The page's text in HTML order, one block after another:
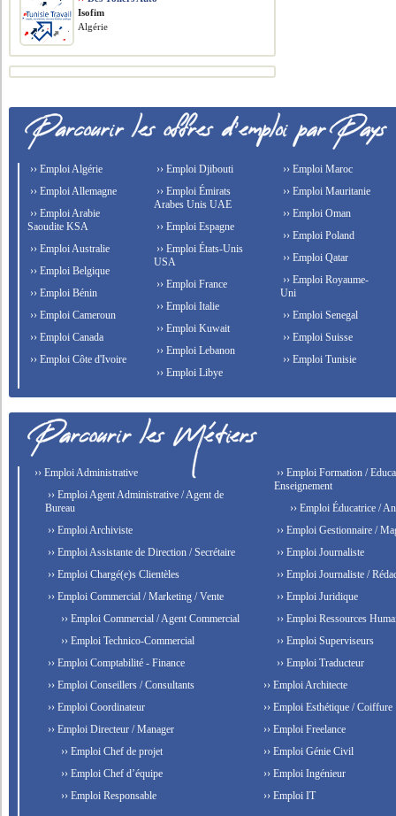
Isofim
Algérie
›› Emploi Algérie
›› Emploi Allemagne
›› Emploi Arabie
Saoudite KSA
›› Emploi Australie
›› Emploi Belgique
›› Emploi Bénin
›› Emploi Cameroun
›› Emploi Canada
›› Emploi Côte d'Ivoire
›› Emploi Djibouti
›› Emploi Émirats
Arabes Unis UAE
›› Emploi Espagne
›› Emploi États-Unis
USA
›› Emploi France
›› Emploi Italie
›› Emploi Kuwait
›› Emploi Lebanon
›› Emploi Libye
›› Emploi Maroc
›› Emploi Mauritanie
›› Emploi Oman
›› Emploi Poland
›› Emploi Qatar
›› Emploi Royaume-
Uni
›› Emploi Senegal
›› Emploi Suisse
›› Emploi Tunisie
›› Emploi Administrative
›› Emploi Agent Administrative / Agent de
Bureau
›› Emploi Archiviste
›› Emploi Assistante de Direction / Secrétaire
›› Emploi Chargé(e)s Clientèles
›› Emploi Commercial / Marketing / Vente
›› Emploi Commercial / Agent Commercial
›› Emploi Technico-Commercial
›› Emploi Comptabilité - Finance
›› Emploi Conseillers / Consultants
›› Emploi Coordinateur
›› Emploi Directeur / Manager
›› Emploi Chef de projet
›› Emploi Chef d’équipe
›› Emploi Responsable
›› Emploi Formation /
Enseignement
›› Emploi Éducatrice /
›› Emploi Gestionnaire /
›› Emploi Journaliste
›› Emploi Journaliste /
›› Emploi Juridique
›› Emploi Ressources
›› Emploi Superviseurs
›› Emploi Traducteur
›› Emploi Architecte
›› Emploi Esthétique / Coiffure
›› Emploi Freelance
›› Emploi Génie Civil
›› Emploi Ingénieur
›› Emploi IT